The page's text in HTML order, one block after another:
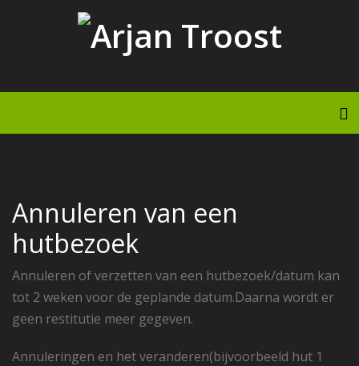
Annuleren van een
hutbezoek
Annuleren of verzetten van een hutbezoek/datum kan
tot 2 weken voor de geplande datum.Daarna wordt er
geen restitutie meer gegeven.
Annuleringen en het veranderen(bijvoorbeeld hut 1